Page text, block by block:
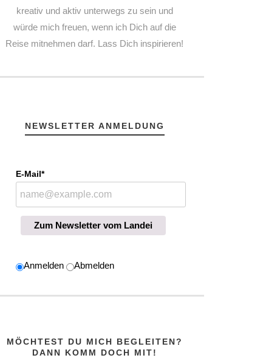
kreativ und aktiv unterwegs zu sein und
würde mich freuen, wenn ich Dich auf die
Reise mitnehmen darf. Lass Dich inspirieren!
NEWSLETTER ANMELDUNG
E-Mail*
Zum Newsletter vom Landei
Anmelden Abmelden
MÖCHTEST DU MICH BEGLEITEN?
DANN KOMM DOCH MIT!